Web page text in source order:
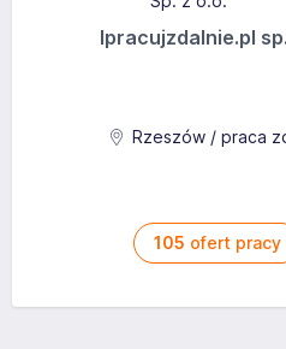
Ipracujzdalnie.pl
Rzeszów / praca
105 ofert pracy